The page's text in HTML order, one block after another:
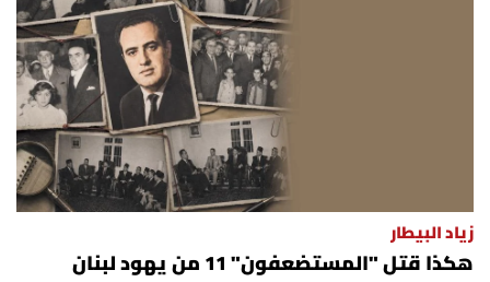
زياد البيطار
هكذا قتل "المستضعفون" 11 من يهود لبنان